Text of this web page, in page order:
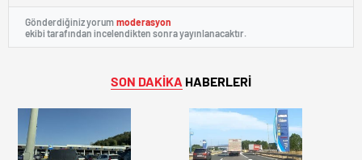
Gönderdiğiniz yorum moderasyon
ekibi tarafından incelendikten sonra yayınlanacaktır.
SON DAKİKA HABERLERİ